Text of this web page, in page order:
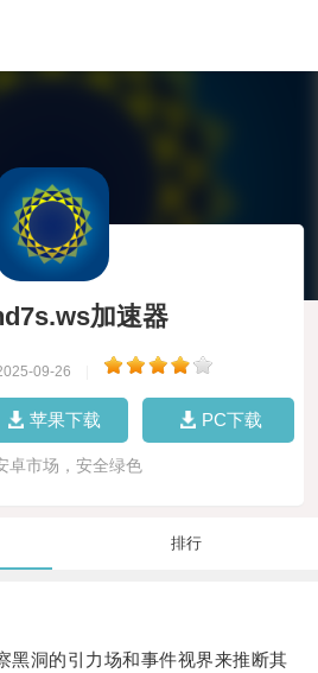
加速器
09-26
苹果下载 PC下载
卓市场，安全绿色
排行
洞的引力场和事件视界来推断其